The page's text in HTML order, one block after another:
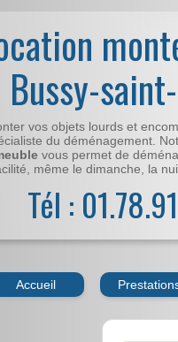
Bussy-
vos objets lourds et
du déménagement.
vous permet de
même le dimanche, la
Tél :
Accueil